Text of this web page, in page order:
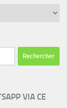
VIA CE